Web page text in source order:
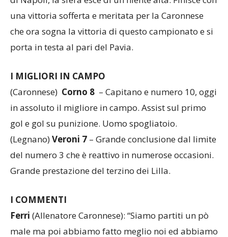
una vittoria sofferta e meritata per la Caronnese
che ora sogna la vittoria di questo campionato e si
porta in testa al pari del Pavia.
(Caronnese)Corno 8– Capitano e numero 10, oggi
in assoluto il migliore in campo. Assist sul primo
gol e gol su punizione. Uomo spogliatoio.
(Legnano)Veroni7– Grande conclusione dal limite
del numero 3 che è reattivo in numerose occasioni.
Grande prestazione del terzino dei Lilla.
Ferri(Allenatore Caronnese): “Siamo partiti un pò
male ma poi abbiamo fatto meglio noi ed abbiamo